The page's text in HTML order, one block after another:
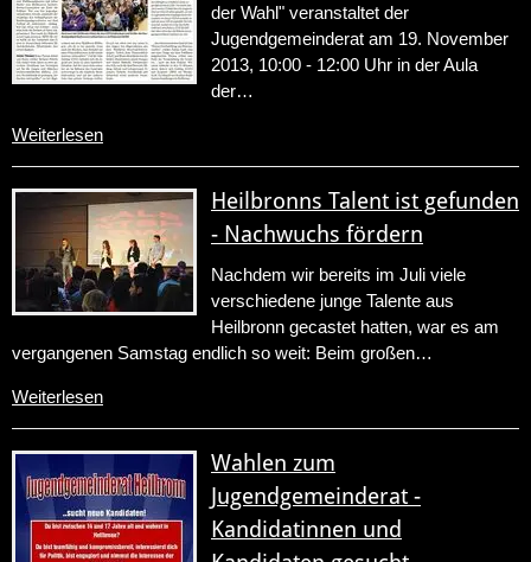
der Wahl" veranstaltet der
Jugendgemeinderat am 19. November
2013, 10:00 - 12:00 Uhr in der Aula
der…
Weiterlesen
Heilbronns Talent ist gefunden
- Nachwuchs fördern
Nachdem wir bereits im Juli viele
verschiedene junge Talente aus
Heilbronn gecastet hatten, war es am
vergangenen Samstag endlich so weit: Beim großen…
Weiterlesen
Wahlen zum
Jugendgemeinderat -
Kandidatinnen und